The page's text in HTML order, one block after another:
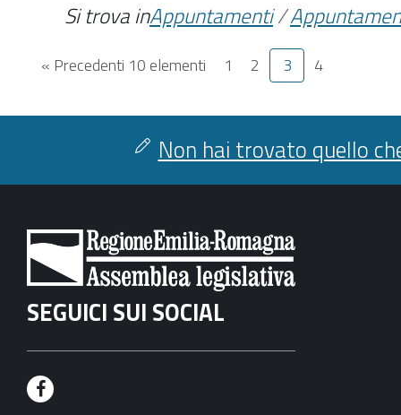
Si trova inAppuntamenti/
« Precedenti 10 elementi 1 2 3 4
Non hai trovato quello
SEGUICI SUI SOCIAL
F